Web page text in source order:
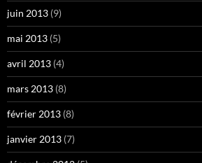
juin 2013 (9)
mai 2013 (5)
avril 2013 (4)
mars 2013 (8)
février 2013 (8)
janvier 2013 (7)